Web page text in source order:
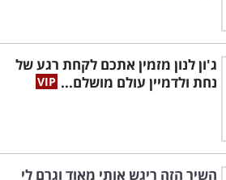
ג'ון לנון מזמין אתכם לקחת רגע של
נחת ולדמיין עולם מושלם...
השיר הזה ריגש אותי מאוד וגרם לי